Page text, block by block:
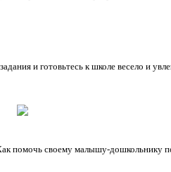
и готовьтесь к школе весело и
помочь своему малышу-дошкольнику